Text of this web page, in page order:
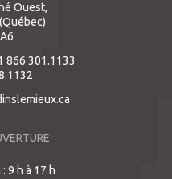
Ouest,
866 301.1133
9 h à 17 h